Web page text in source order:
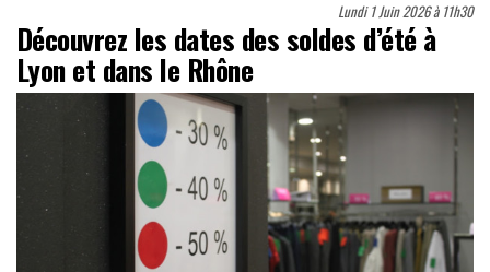
Lundi 1 Juin 2026 à 11h30
Découvrez les dates des soldes d’été à
Lyon et dans le Rhône